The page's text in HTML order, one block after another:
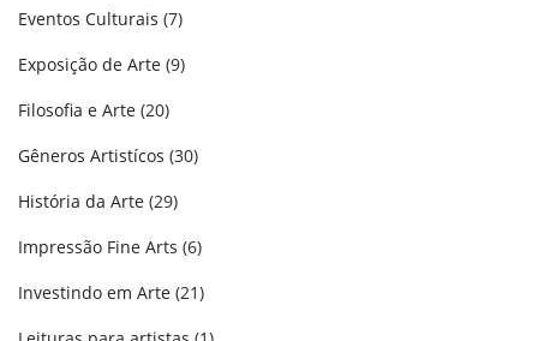
Eventos Culturais (7)
Exposição de Arte (9)
Filosofia e Arte (20)
Gêneros Artistícos (30)
História da Arte (29)
Impressão Fine Arts (6)
Investindo em Arte (21)